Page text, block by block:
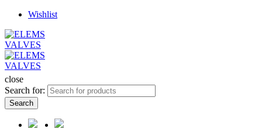
Wishlist
close
Search for:
Search